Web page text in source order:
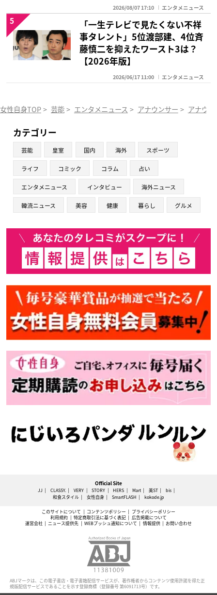
2026/08/07 17:10 エンタメニュース
「一生テレビで見たくない不祥
事タレント」5位渡部建、4位斉
藤慎二を抑えたワースト3は？
【2026年版】
2026/06/17 11:00 エンタメニュース
5
女性自身TOP > 芸能 > エンタメニュース > アナウンサー > アナウ
カテゴリー
芸能 皇室 国内 海外 スポーツ
ライフ コミック コラム 占い
エンタメニュース インタビュー 海外ニュース
韓流ニュース 美容 健康 暮らし グルメ
Official Site
JJ CLASSY. VERY STORY HERS Mart 美ST
bis
和食スタイル
女性自身 SmartFLASH kokode.jp
このサイトについて コンテンツポリシー
プライバシーポリシー
利用規約
特定商取引法に基づく表記
広告掲載について
運営会社
ニュース提供先 WEBプッシュ通知について 情報提供 お問い合わせ
ABJマークは、この電子書店・電子書籍配信サービスが、著作権者からコンテンツ使用許諾を得た正
規版配信サービスであることを示す登録商標（登録番号 第6091713号）です。